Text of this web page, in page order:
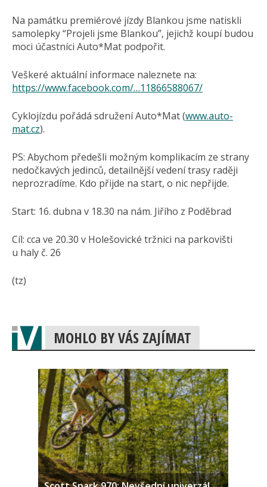
Na památku premiérové jízdy Blankou jsme natiskli
samolepky “Projeli jsme Blankou”, jejichž koupí budou
moci účastníci Auto*Mat podpořit.
Veškeré aktuální informace naleznete na:
https://www.facebook.com/…11866588067/
Cyklojízdu pořádá sdružení Auto*Mat (www.auto-
mat.cz).
PS: Abychom předešli možným komplikacím ze strany
nedočkavých jedinců, detailnější vedení trasy raději
neprozradíme. Kdo přijde na start, o nic nepřijde.
Start: 16. dubna v 18.30 na nám. Jiřího z Poděbrad
Cíl: cca ve 20.30 v Holešovické tržnici na parkovišti
u haly č. 26
(tz)
MOHLO BY VÁS ZAJÍMAT